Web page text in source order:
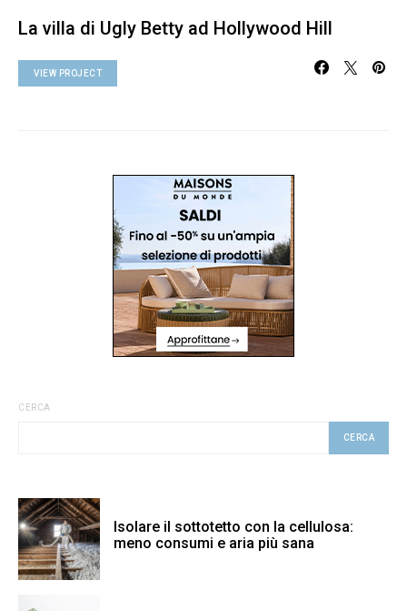
La villa di Ugly Betty ad Hollywood Hill
VIEW PROJECT
CERCA
CERCA
Isolare il sottotetto con la cellulosa:
meno consumi e aria più sana